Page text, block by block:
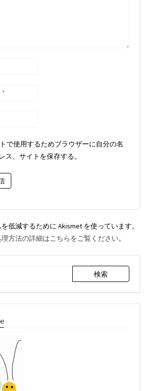
で使用するためブラウザーに自分の名
ス、サイトを保存する。
低減するために Akismet を使っています。
方法の詳細はこちらをご覧ください。
索: